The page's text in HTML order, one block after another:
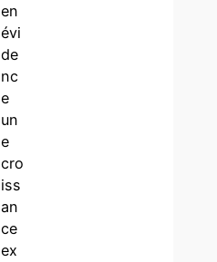
en
évi
de
nc
e
un
e
cro
iss
an
ce
ex